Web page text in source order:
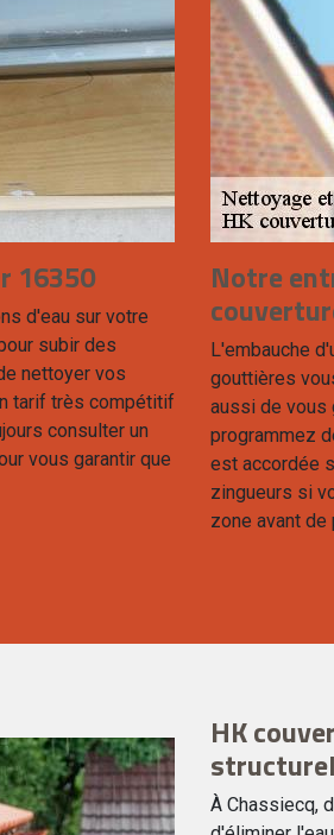
16350
d'eau sur votre
subir des
nettoyer vos
tarif très compétitif
consulter un
vous garantir que
Notre
L'embauche
gouttières
aussi de vous
programmez
est accordée
zingueurs si
zone avant
HK
À Chassiecq,